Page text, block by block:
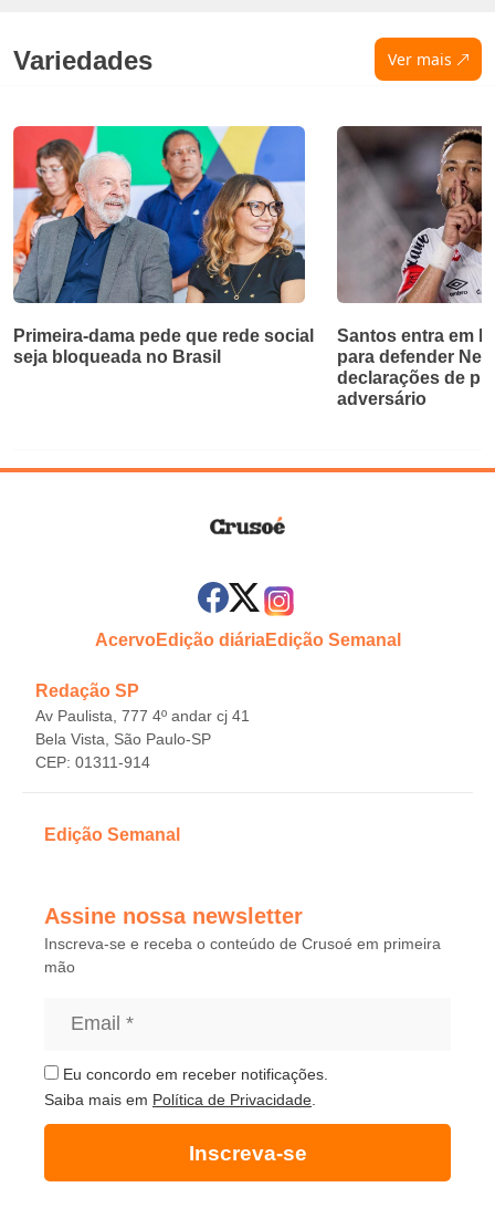
Variedades Ver mais
Primeira-dama pede que rede social
seja bloqueada no Brasil
Santos entra em
para defender
declarações de
adversário
AcervoEdição diáriaEdição Semanal
Redação SP
Av Paulista, 777 4º andar cj 41
Bela Vista, São Paulo-SP
CEP: 01311-914
Edição Semanal
Assine nossa newsletter
Inscreva-se e receba o conteúdo de Crusoé em primeira
mão
Eu concordo em receber notificações.
Saiba mais em Política de Privacidade
Inscreva-se